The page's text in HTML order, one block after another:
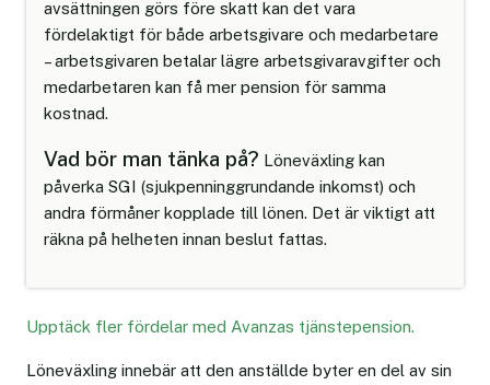
avsättningen görs före skatt kan det vara
fördelaktigt för både arbetsgivare och medarbetare
– arbetsgivaren betalar lägre arbetsgivaravgifter och
medarbetaren kan få mer pension för samma
kostnad.
Vad bör man tänka på? Löneväxling kan
påverka SGI (sjukpenninggrundande inkomst) och
andra förmåner kopplade till lönen. Det är viktigt att
räkna på helheten innan beslut fattas.
Upptäck fler fördelar med Avanzas tjänstepension.
Löneväxling innebär att den anställde byter en del av sin